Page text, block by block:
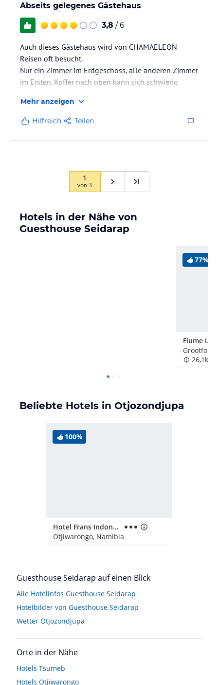
Abseits gelegenes Gästehaus
3,8 / 6
Auch dieses Gästehaus wird von CHAMAELEON
Reisen oft besucht.
Nur ein Zimmer im Erdgeschoss, alle anderen Zimmer
im Ersten. Koffer nach oben kann sich schwierig
2 Pools, einer neben dem Haus , ein anderer etwa
200 meter entfern ( eigentlich ein großen Becken
dass zur Bewässerung benutzt wird, aber sehr sauber
und auch für mich die bessere Wahl.
Zimmer groß , sauber alles OK.
Mehr anzeigen
Hilfreich Teilen
1
von3
Hotels in der Nähe von
Guesthouse Seidarap
77%
Fiume
26,1km
Beliebte Hotels in Otjozondjupa
100%
Hotel Frans Indongo Lodge
Otjiwarongo, Namibia
Guesthouse Seidarap auf einen Blick
Alle Hotelinfos Guesthouse Seidarap
Hotelbilder von Guesthouse Seidarap
Wetter Otjozondjupa
Orte in der Nähe
Hotels Tsumeb
Hotels Otjiwarongo